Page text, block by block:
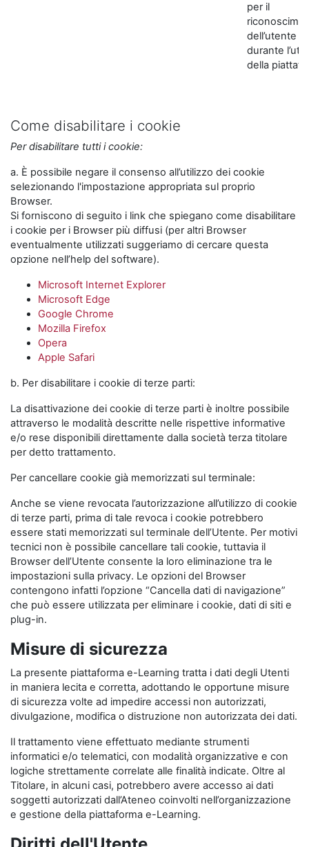
per il
dell’utente
durante
della
Come disabilitare i cookie
Per disabilitare tutti i cookie:
a. È possibile negare il consenso all’utilizzo dei cookie
selezionando l'impostazione appropriata sul proprio
Browser.
Si forniscono di seguito i link che spiegano come disabilitare
i cookie per i Browser più diffusi (per altri Browser
eventualmente utilizzati suggeriamo di cercare questa
opzione nell’help del software).
Microsoft Internet Explorer
Microsoft Edge
Google Chrome
Mozilla Firefox
Opera
Apple Safari
b. Per disabilitare i cookie di terze parti:
La disattivazione dei cookie di terze parti è inoltre possibile
attraverso le modalità descritte nelle rispettive informative
e/o rese disponibili direttamente dalla società terza titolare
per detto trattamento.
Per cancellare cookie già memorizzati sul terminale:
Anche se viene revocata l’autorizzazione all’utilizzo di cookie
di terze parti, prima di tale revoca i cookie potrebbero
essere stati memorizzati sul terminale dell’Utente. Per motivi
tecnici non è possibile cancellare tali cookie, tuttavia il
Browser dell’Utente consente la loro eliminazione tra le
impostazioni sulla privacy. Le opzioni del Browser
contengono infatti l’opzione “Cancella dati di navigazione”
che può essere utilizzata per eliminare i cookie, dati di siti e
plug-in.
Misure di sicurezza
La presente piattaforma e-Learning tratta i dati degli Utenti
in maniera lecita e corretta, adottando le opportune misure
di sicurezza volte ad impedire accessi non autorizzati,
divulgazione, modifica o distruzione non autorizzata dei dati.
Il trattamento viene effettuato mediante strumenti
informatici e/o telematici, con modalità organizzative e con
logiche strettamente correlate alle finalità indicate. Oltre al
Titolare, in alcuni casi, potrebbero avere accesso ai dati
soggetti autorizzati dall’Ateneo coinvolti nell’organizzazione
e gestione della piattaforma e-Learning.